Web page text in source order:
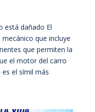
está dañado El
que incluye
que permiten la
el motor del carro
el símil más